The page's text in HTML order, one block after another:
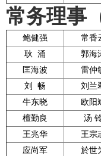
常务理事
鲍健强 常香
耿 涌 郭海
匡海波
雷仲
刘
畅 刘兰
牛东晓
欧阳
檀勤良
汤
王兆华
王宗
应尚军
於世